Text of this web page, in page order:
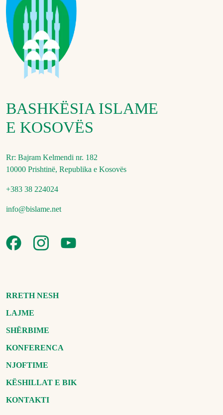
BASHKËSIA ISLAME
E KOSOVËS
Rr: Bajram Kelmendi nr. 182
10000 Prishtinë, Republika e Kosovës
+383 38 224024
info@bislame.net
RRETH NESH
LAJME
SHËRBIME
KONFERENCA
NJOFTIME
KËSHILLAT E BIK
KONTAKTI